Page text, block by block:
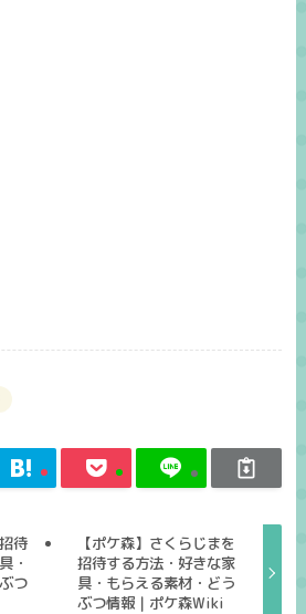
待
・
つ
【ポケ森】さくらじまを
招待する方法・好きな家
具・もらえる素材・どう
ぶつ情報｜ポケ森Wiki